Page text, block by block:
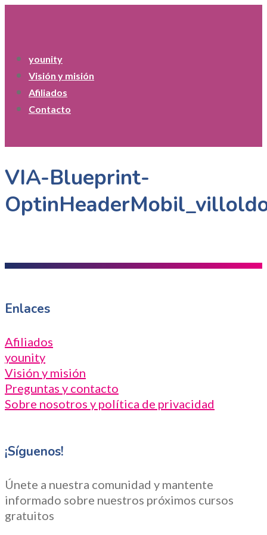
younity
Visión y misión
Afiliados
Contacto
VIA-Blueprint-
Enlaces
Afiliados
younity
Visión y misión
Preguntas y contacto
Sobre nosotros y política de privacidad
¡Síguenos!
Únete a nuestra comunidad y mantente
informado sobre nuestros próximos cursos
gratuitos